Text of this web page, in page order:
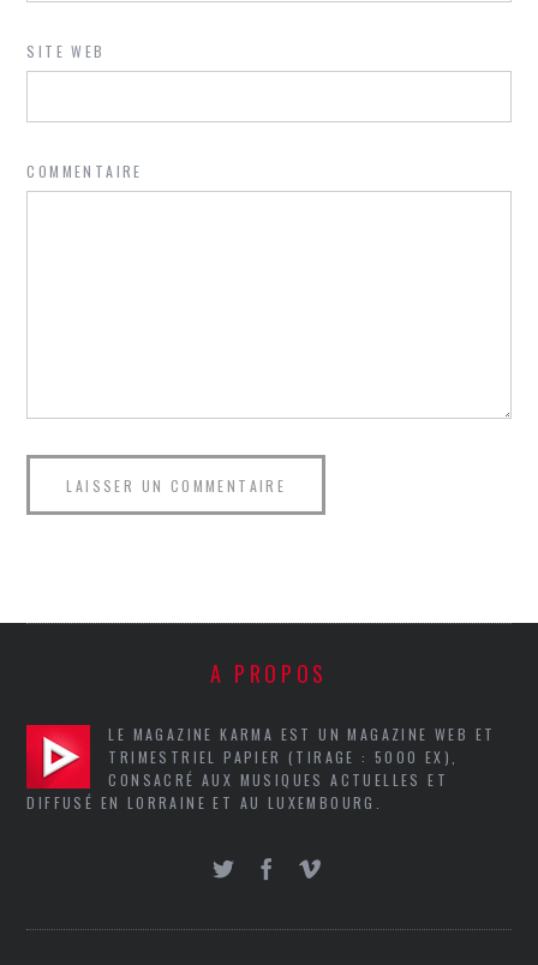
SITE WEB
COMMENTAIRE
A PROPOS
LE MAGAZINE KARMA EST UN MAGAZINE WEB ET
TRIMESTRIEL PAPIER (TIRAGE : 5000 EX),
CONSACRÉ AUX MUSIQUES ACTUELLES ET
DIFFUSÉ EN LORRAINE ET AU LUXEMBOURG.